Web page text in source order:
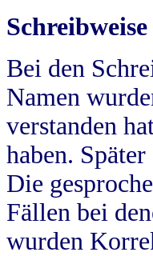
Bei den
Namen
verstanden
haben.
Die
Fällen bei
wurden